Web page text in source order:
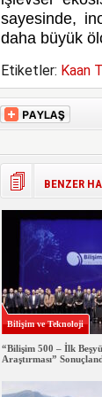
sayesinde,
daha büyük
Etiketler: Kaan
BENZER
Bilişim ve Teknoloji
“Bilişim 500 – İlk
Araştırması”